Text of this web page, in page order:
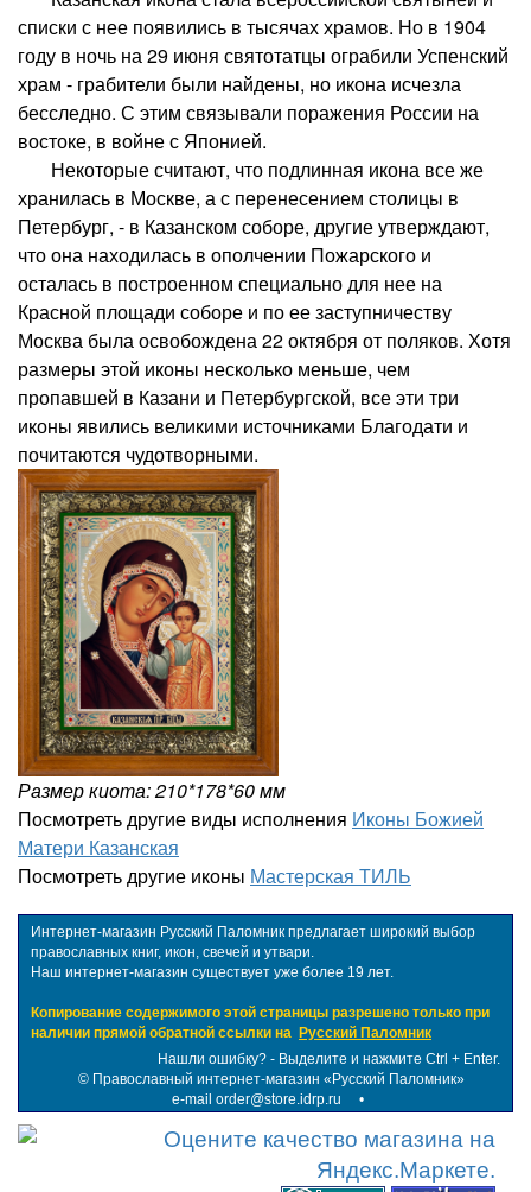
списки с нее появились в тысячах храмов. Но в 1904
году в ночь на 29 июня святотатцы ограбили Успенский
храм - грабители были найдены, но икона исчезла
бесследно. С этим связывали поражения России на
востоке, в войне с Японией.
Некоторые считают, что подлинная икона все же
хранилась в Москве, а с перенесением столицы в
Петербург, - в Казанском соборе, другие утверждают,
что она находилась в ополчении Пожарского и
осталась в построенном специально для нее на
Красной площади соборе и по ее заступничеству
Москва была освобождена 22 октября от поляков. Хотя
размеры этой иконы несколько меньше, чем
пропавшей в Казани и Петербургской, все эти три
иконы явились великими источниками Благодати и
почитаются чудотворными.
Размер киота: 210*178*60 мм
Посмотреть другие виды исполнения Иконы Божией
Матери Казанская
Посмотреть другие иконы Мастерская ТИЛЬ
Интернет-магазин Русский Паломник предлагает широкий выбор
православных книг, икон, свечей и утвари.
Наш интернет-магазин существует уже более 19 лет.
Копирование содержимого этой страницы разрешено только при
наличии прямой обратной ссылки на Русский Паломник
Нашли ошибку? - Выделите и нажмите Ctrl + Enter.
© Православный интернет-магазин «Русский Паломник»
e-mail order@store.idrp.ru •